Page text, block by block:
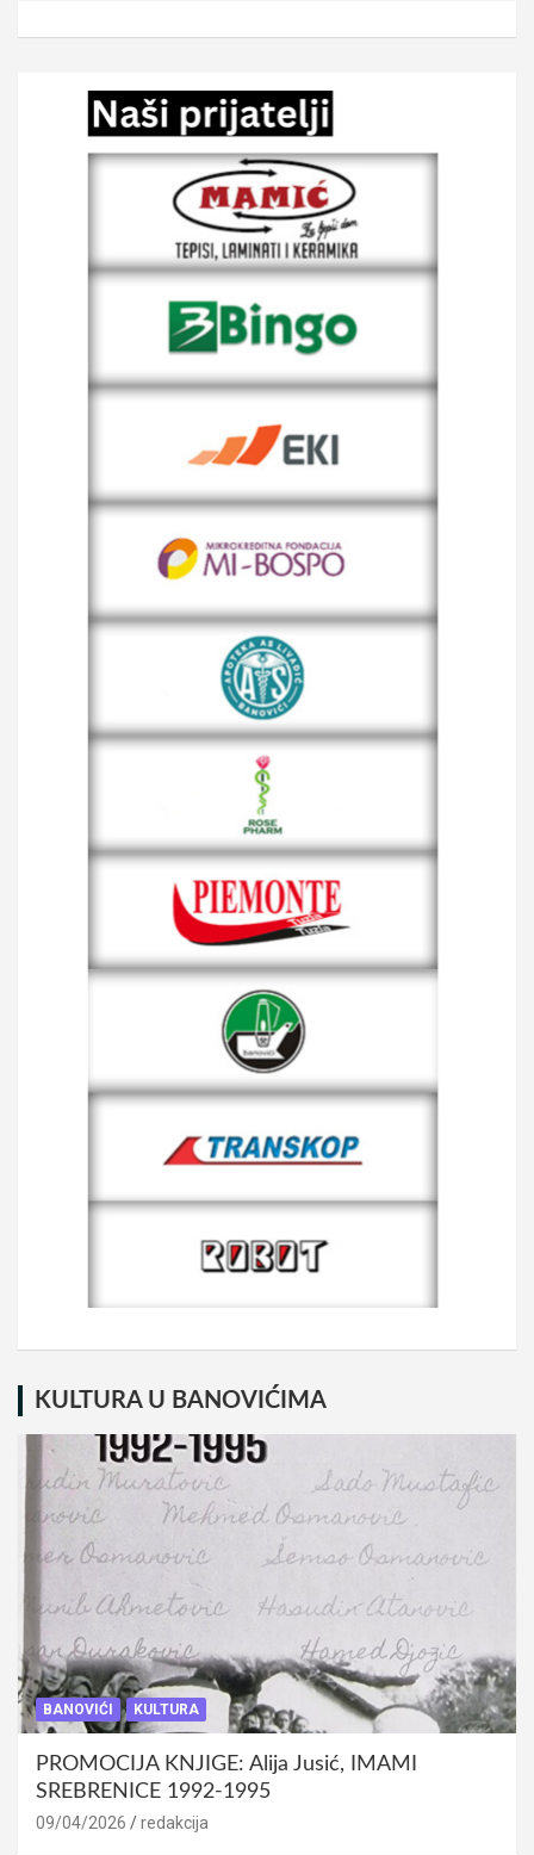
KULTURA U BANOVIĆIMA
BANOVIĆI KULTURA
PROMOCIJA KNJIGE: Alija Jusić, IMAMI
SREBRENICE 1992-1995
09/04/2026 redakcija